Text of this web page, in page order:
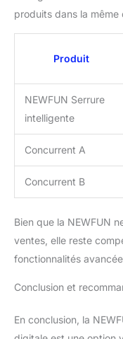
produits dans la même
Produit
NEWFUN Serrure
intelligente
Concurrent A
Concurrent B
Bien que la NEWFUN
ventes, elle reste
fonctionnalités
Conclusion et
En conclusion, la